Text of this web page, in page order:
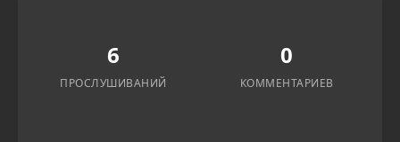
6
ПРОСЛУШИВАНИЙ
0
КОММЕНТАРИЕВ